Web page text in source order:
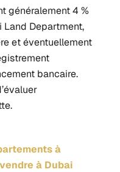
généralement 4 %
Land Department,
et éventuellement
bancaire.
à
à Dubai